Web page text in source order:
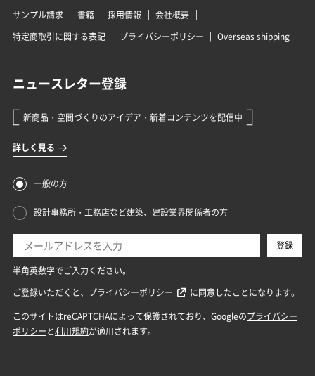
サンプル請求
書籍 採用情報
会社概要
特定商取引に関する表記
プライバシーポリシー Overseas shipping